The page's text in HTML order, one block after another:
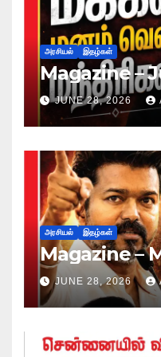
அரசியல் இதழ்கள்
Magazine –
JUNE 28, 2026
அரசியல் இதழ்கள்
Magazine –
JUNE 28, 2026